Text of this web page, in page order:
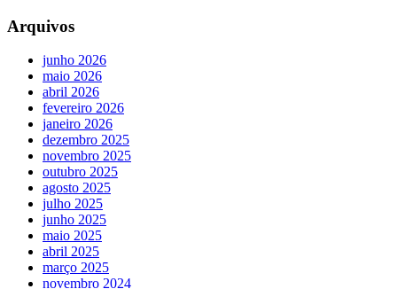
Arquivos
junho 2026
maio 2026
abril 2026
fevereiro 2026
janeiro 2026
dezembro 2025
novembro 2025
outubro 2025
agosto 2025
julho 2025
junho 2025
maio 2025
abril 2025
março 2025
novembro 2024